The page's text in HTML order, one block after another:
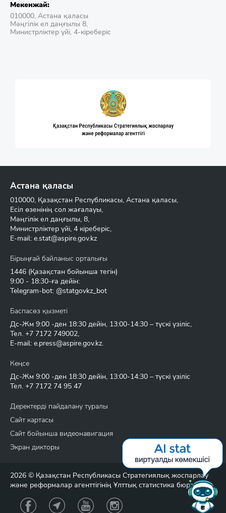
Мекенжай:
010000, Астана қаласы
Мәңгілік ел даңғылы 8,
Министрліктер үйі, 4-кіреберіс
Астана қаласы
010000, Қазақстан Республикасы, Астана қаласы,
Есіл өзенінің сол жағалауы,
Мәңгілік ел даңғылы, 8,
Министрліктер үйі, 4 кіреберіс,
E-mail: e.stat@aspire.gov.kz
Бірыңғай байланыс орталығы
1446 (Қазақстан бойынша тегін)
9:00 - 18:30-ға дейін:
Telegram-bot: @statgovkz_bot
Баспасөз қызметі
Дс-Жм 9:00 -ден 18:30 дейін, 13:00-14:30 – түскі үзіліс,
Тел. +7 7172 749002,
E-mail: e.press@aspire.gov.kz.
Кеңсе
Дс-Жм 9:00 -ден 18:30 дейін, 13:00-14:30 – түскі үзіліс
Тел. +7 7172 74 95 47
Деректерді пайдалану туралы
Сайт картасы
Сайт бойынша видеонавигация
Экран дикторы
2026 © Қазақстан Республикасы Стратегиялық жоспарлау
және реформалар агенттігінің Ұлттық статистика бюросы